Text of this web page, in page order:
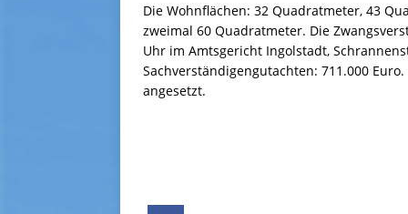
Die Wohnflächen: 32 Quadratmeter, 43
zweimal 60 Quadratmeter. Die
Uhr im Amtsgericht Ingolstadt,
Sachverständigengutachten: 711.000
angesetzt.